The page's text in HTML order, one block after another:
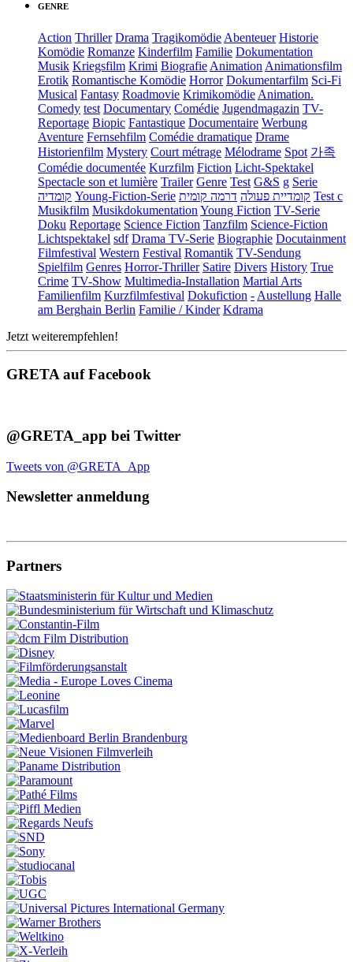
GENRE
Action Thriller Drama Tragikomödie Abenteuer Historie
Komödie Romanze Kinderfilm Familie Dokumentation
Musik Kriegsfilm Krimi Biografie Animation Animationsfilm
Erotik Romantische Komödie Horror Dokumentarfilm Sci-Fi
Musical Fantasy Roadmovie Krimikomödie Animation.
Comedy test Documentary Comédie Jugendmagazin TV-
Reportage Biopic Fantastique Documentaire Werbung
Aventure Fernsehfilm Comédie dramatique Drame
Historienfilm Mystery Court métrage Mélodrame Spot 가족
Comédie documentée Kurzfilm Fiction Licht-Spektakel
Spectacle son et lumière Trailer Genre Test G&S g Serie
קומדיה Young-Fiction-Serie קומדיית פעולה דרמה קומית
Test c
Musikfilm Musikdokumentation Young Fiction TV-Serie
Doku Reportage Science Fiction Tanzfilm Science-Fiction
Lichtspektakel sdf Drama TV-Serie Biographie Docutainment
Filmfestival Western Festival Romantik TV-Sendung
Spielfilm Genres Horror-Thriller Satire Divers History True
Crime TV-Show Multimedia-Installation Martial Arts
Familienfilm Kurzfilmfestival Dokufiction - Austellung Halle
am Berghain Berlin Familie / Kinder Kdrama
Jetzt weiterempfehlen!
GRETA auf Facebook
@GRETA_app bei Twitter
Tweets von @GRETA_App
Newsletter anmeldung
Partners